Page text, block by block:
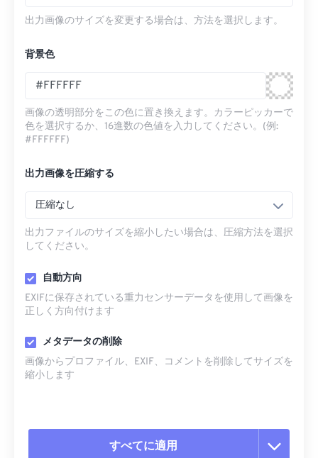
出力画像のサイズを変更する場合は、方法を選択します。
背景色
画像の透明部分をこの色に置き換えます。カラーピッカーで
色を選択するか、16進数の色値を入力してください。(例:
#FFFFFF)
出力画像を圧縮する
圧縮なし
出力ファイルのサイズを縮小したい場合は、圧縮方法を選択
してください。
自動方向
EXIFに保存されている重力センサーデータを使用して画像を
正しく方向付けます
メタデータの削除
画像からプロファイル、EXIF、コメントを削除してサイズを
縮小します
すべてに適用